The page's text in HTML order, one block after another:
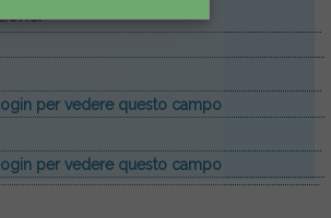
per vedere questo campo
per vedere questo campo